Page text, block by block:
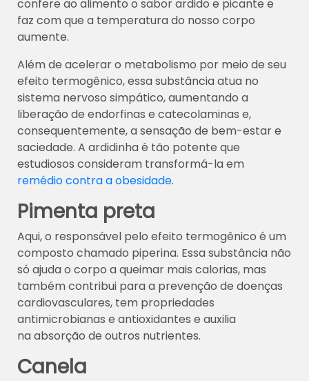
confere ao alimento o sabor ardido e picante e
faz com que a temperatura do nosso corpo
aumente.
Além de acelerar o metabolismo por meio de seu
efeito termogênico, essa substância atua no
sistema nervoso simpático, aumentando a
liberação de endorfinas e catecolaminas e,
consequentemente, a sensação de bem-estar e
saciedade. A ardidinha é tão potente que
estudiosos consideram transformá-la em
remédio contra a obesidade.
Pimenta preta
Aqui, o responsável pelo efeito termogênico é um
composto chamado piperina. Essa substância não
só ajuda o corpo a queimar mais calorias, mas
também contribui para a prevenção de doenças
cardiovasculares, tem propriedades
antimicrobianas e antioxidantes e auxilia
na absorção de outros nutrientes.
Canela